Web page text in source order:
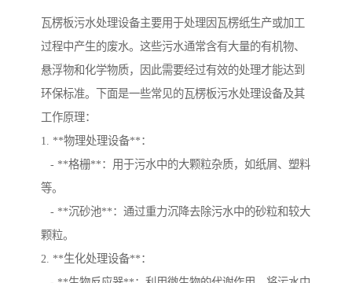
瓦楞板污水处理设备主要用于处理因瓦楞纸生产或加工
过程中产生的废水。这些污水通常含有大量的有机物、
悬浮物和化学物质，因此需要经过有效的处理才能达到
环保标准。下面是一些常见的瓦楞板污水处理设备及其
工作原理：
1. **物理处理设备**：
- **格栅**：用于污水中的大颗粒杂质，如纸屑、塑料
等。
- **沉砂池**：通过重力沉降去除污水中的砂粒和较大
颗粒。
2. **生化处理设备**：